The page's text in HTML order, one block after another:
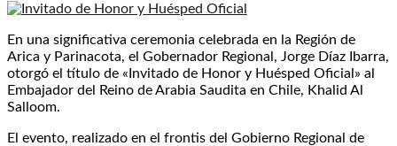
En una significativa ceremonia celebrada en la Región de
Arica y Parinacota, el Gobernador Regional, Jorge Díaz Ibarra,
otorgó el título de «Invitado de Honor y Huésped Oficial» al
Embajador del Reino de Arabia Saudita en Chile, Khalid Al
Salloom.
El evento, realizado en el frontis del Gobierno Regional de